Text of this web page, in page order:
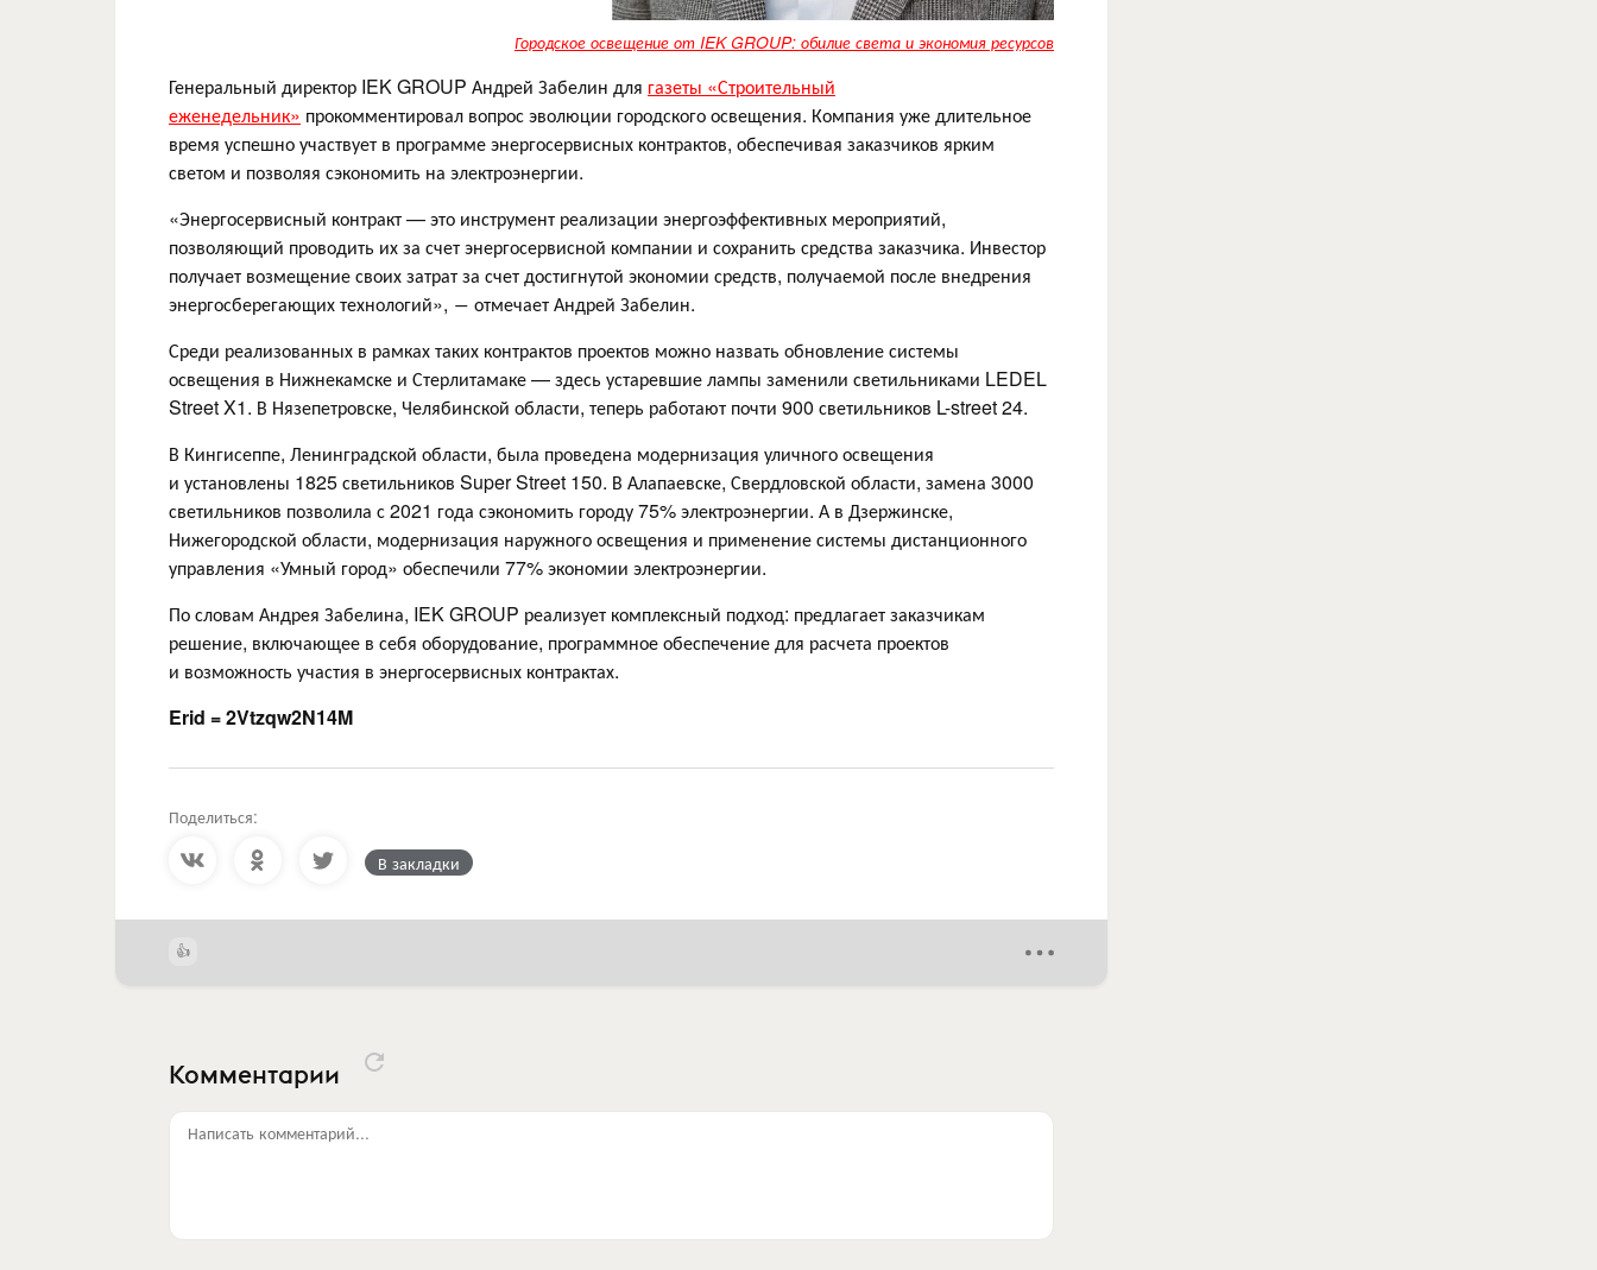
Городское освещение от IEK GROUP: обилие света и экономия ресурсов
Генеральный директор IEK GROUP Андрей Забелин для газеты «Строительный
еженедельник» прокомментировал вопрос эволюции городского освещения. Компания уже длительное
время успешно участвует в программе энергосервисных контрактов, обеспечивая заказчиков ярким
светом и позволяя сэкономить на электроэнергии.
«Энергосервисный контракт — это инструмент реализации энергоэффективных мероприятий,
позволяющий проводить их за счет энергосервисной компании и сохранить средства заказчика. Инвестор
получает возмещение своих затрат за счет достигнутой экономии средств, получаемой после внедрения
энергосберегающих технологий», ― отмечает Андрей Забелин.
Среди реализованных в рамках таких контрактов проектов можно назвать обновление системы
освещения в Нижнекамске и Стерлитамаке — здесь устаревшие лампы заменили светильниками LEDEL
Street X1. В Нязепетровске, Челябинской области, теперь работают почти 900 светильников L-street 24.
В Кингисеппе, Ленинградской области, была проведена модернизация уличного освещения
и установлены 1825 светильников Super Street 150. В Алапаевске, Свердловской области, замена 3000
светильников позволила с 2021 года сэкономить городу 75% электроэнергии. А в Дзержинске,
Нижегородской области, модернизация наружного освещения и применение системы дистанционного
управления «Умный город» обеспечили 77% экономии электроэнергии.
По словам Андрея Забелина, IEK GROUP реализует комплексный подход: предлагает заказчикам
решение, включающее в себя оборудование, программное обеспечение для расчета проектов
и возможность участия в энергосервисных контрактах.
Erid = 2Vtzqw2N14M
Поделиться:
В закладки
Комментарии
Написать комментарий...